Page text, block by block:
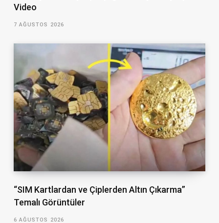
Video
7 AĞUSTOS 2026
“SIM Kartlardan ve Çiplerden Altın Çıkarma”
Temalı Görüntüler
6 AĞUSTOS 2026